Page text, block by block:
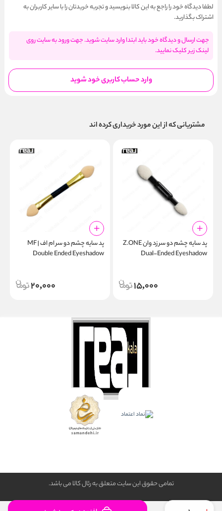
لطفا دیدگاه خود را راجع به این کالا بنویسید و تجربه خریدتان را با سایر کاربران به
اشتراک بگذارید.
جهت ارسال و دیدگاه خود باید ابتدا وارد سایت شوید. جهت ورود به سایت روی
لینک زیر کلیک نمایید.
وارد حساب کاربری خود شوید
مشتریانی که از این مورد خریداری کرده اند
پد سایه چشم دو سر زد وان Z.ONE
Dual-Ended Eyeshadow
15,000
پد سایه چشم دو سر ام اف | MF
Double Ended Eyeshadow
20,000
تمامی حقوق این سایت متعلق به رئال كالا می باشد.